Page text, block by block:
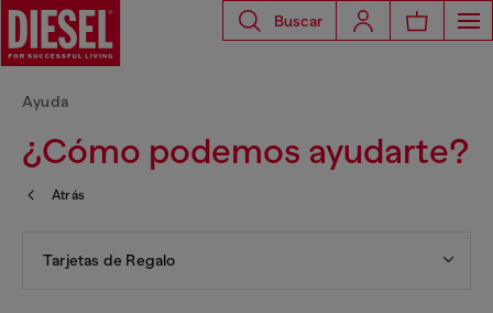
Buscar
¿Cómo podemos ayudarte?
Ayuda
Atrás
Tarjetas de Regalo